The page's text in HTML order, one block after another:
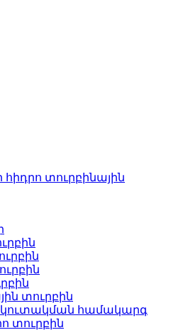
տուրբին
կուտակման համակարգ
տուրբին